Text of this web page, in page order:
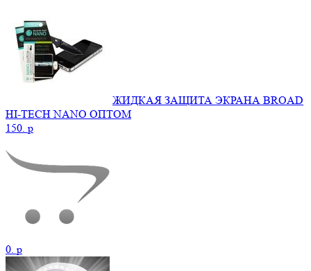
ЖИДКАЯ ЗАЩИТА ЭКРАНА BROAD
HI-TECH NANO ОПТОМ
150. p
0. p